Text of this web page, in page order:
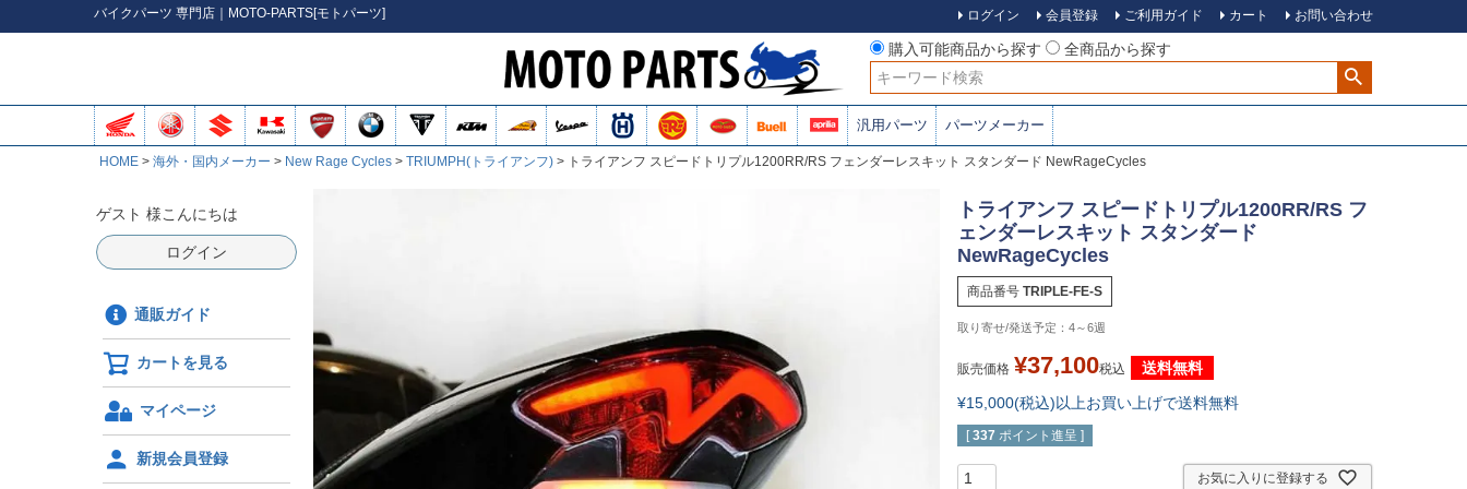
バイクパーツ 専門店｜MOTO-PARTS[モトパーツ] ログイン 会員登録 ご利用ガイド カート お問い合わせ
購入可能商品から探す
全商品から探す
検索
汎用パーツ パーツメーカー
HOME 海外・国内メーカー New Rage Cycles TRIUMPH(トライアンフ) トライアンフ スピードトリプル1200RR/RS フェンダーレスキット スタンダード NewRageCycles
ゲスト 様こんにちは
ログイン
通販ガイド
カートを見る
マイページ
新規会員登録
トライアンフ スピードトリプル1200RR/RS フ
ェンダーレスキット スタンダード
NewRageCycles
商品番号 TRIPLE-FE-S
4～6週
販売価格 ¥37,100税込
送料無料
¥15,000(税込)以上お買い上げで送料無料
[ 337 ポイント進呈 ]
お気に入りに登録する